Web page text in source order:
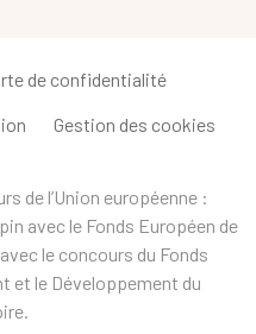
de confidentialité
Gestion des cookies
de l’Union européenne :
avec le Fonds Européen de
le concours du Fonds
et le Développement du